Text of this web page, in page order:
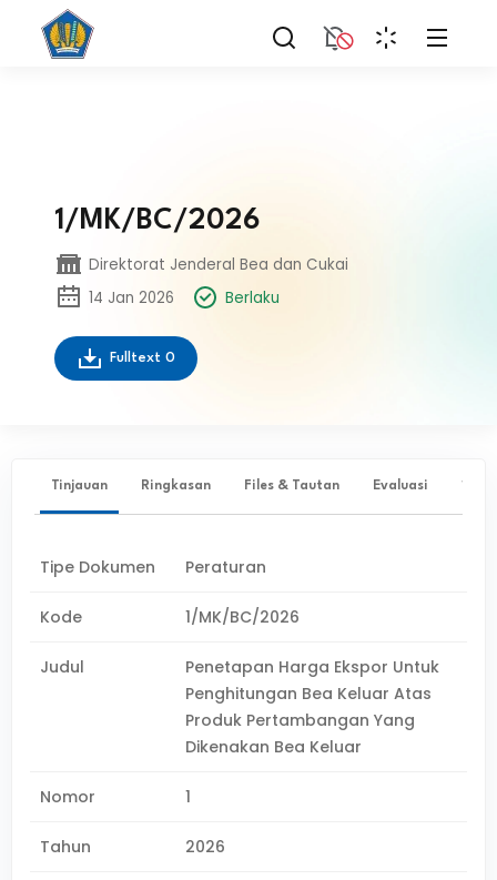
1/MK/BC/2026
Direktorat Jenderal Bea dan Cukai
14 Jan 2026
Berlaku
Fulltext 0
Tinjauan Ringkasan Files & Tautan Evaluasi ✨
Tipe Dokumen Peraturan
Kode 1/MK/BC/2026
Judul
Penetapan Harga Ekspor Untuk
Penghitungan Bea Keluar Atas
Produk Pertambangan Yang
Dikenakan Bea Keluar
Nomor 1
Tahun 2026